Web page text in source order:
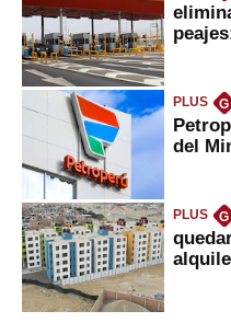
PLUS G
del
PLUS G